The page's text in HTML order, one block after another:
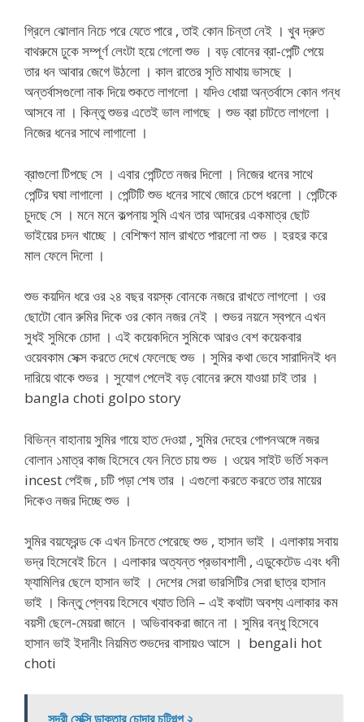
গ্রিলে ঝোলান নিচে পরে যেতে পারে , তাই কোন চিন্তা নেই । খুব দ্রুত
বাথরুমে ঢুকে সম্পূর্ণ লেংটা হয়ে গেলো শুভ । বড় বোনের ব্রা-পেন্টি পেয়ে
তার ধন আবার জেগে উঠলো । কাল রাতের সৃতি মাথায় ভাসছে ।
অন্তর্বাসগুলো নাক দিয়ে শুকতে লাগলো । যদিও ধোয়া অন্তর্বাসে কোন গন্ধ
আসবে না । কিন্তু শুভর এতেই ভাল লাগছে । শুভ ব্রা চাটতে লাগলো ।
নিজের ধনের সাথে লাগালো ।
ব্রাগুলো টিপছে সে । এবার পেন্টিতে নজর দিলো । নিজের ধনের সাথে
পেন্টির ঘষা লাগালো । পেন্টিটি শুভ ধনের সাথে জোরে চেপে ধরলো । পেন্টিকে
চুদছে সে । মনে মনে কল্পনায় সুমি এখন তার আদরের একমাত্র ছোট
ভাইয়ের চদন খাচ্ছে । বেশিক্ষণ মাল রাখতে পারলো না শুভ । হরহর করে
মাল ফেলে দিলো ।
শুভ কয়দিন ধরে ওর ২৪ বছর বয়স্ক বোনকে নজরে রাখতে লাগলো । ওর
ছোটো বোন রুমির দিকে ওর কোন নজর নেই । শুভর নয়নে স্বপনে এখন
সুধই সুমিকে চোদা । এই কয়েকদিনে সুমিকে আরও বেশ কয়েকবার
ওয়েবকাম সেক্স করতে দেখে ফেলেছে শুভ । সুমির কথা ভেবে সারাদিনই ধন
দারিয়ে থাকে শুভর । সুযোগ পেলেই বড় বোনের রুমে যাওয়া চাই তার ।
bangla choti golpo story
বিভিন্ন বাহানায় সুমির গায়ে হাত দেওয়া , সুমির দেহের গোপনঅঙ্গে নজর
বোলান ১মাত্র কাজ হিসেবে যেন নিতে চায় শুভ । ওয়েব সাইট ভর্তি সকল
incest পেইজ , চটি পড়া শেষ তার । এগুলো করতে করতে তার মায়ের
দিকেও নজর দিচ্ছে শুভ ।
সুমির বয়ফ্রেন্ড কে এখন চিনতে পেরেছে শুভ , হাসান ভাই । এলাকায় সবায়
ভদ্র হিসেবেই চিনে । এলাকার অত্যন্ত প্রভাবশালী , এডুকেটেড এবং ধনী
ফ্যামিলির ছেলে হাসান ভাই । দেশের সেরা ভারসিটির সেরা ছাত্র হাসান
ভাই । কিন্তু প্লেবয় হিসেবে খ্যাত তিনি – এই কথাটা অবশ্য এলাকার কম
বয়সী ছেলে-মেয়রা জানে । অভিবাবকরা জানে না । সুমির বন্ধু হিসেবে
হাসান ভাই ইদানীং নিয়মিত শুভদের বাসায়ও আসে । bengali hot
choti
সুন্দরী সেক্সি ডাক্তার চোদার চটিগল্প ২